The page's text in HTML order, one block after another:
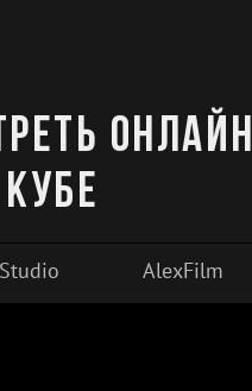
онлайн
AlexFilm